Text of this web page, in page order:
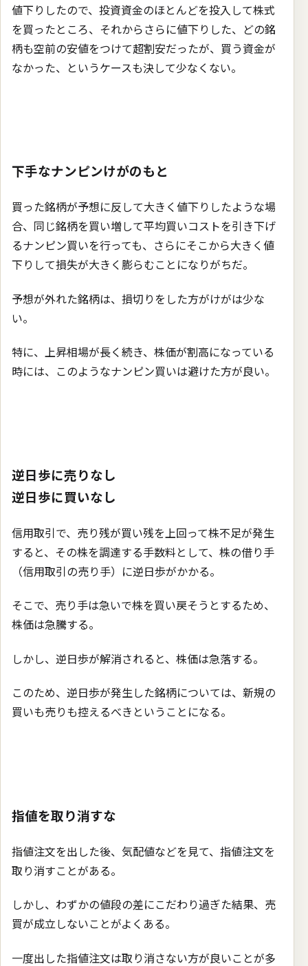
値下りしたので、投資資金のほとんどを投入して株式
を買ったところ、それからさらに値下りした、どの銘
柄も空前の安値をつけて超割安だったが、買う資金が
なかった、というケースも決して少なくない。
下手なナンピンけがのもと
買った銘柄が予想に反して大きく値下りしたような場
合、同じ銘柄を買い増して平均買いコストを引き下げ
るナンピン買いを行っても、さらにそこから大きく値
下りして損失が大きく膨らむことになりがちだ。
予想が外れた銘柄は、損切りをした方がけがは少な
い。
特に、上昇相場が長く続き、株価が割高になっている
時には、このようなナンピン買いは避けた方が良い。
逆日歩に売りなし
逆日歩に買いなし
信用取引で、売り残が買い残を上回って株不足が発生
すると、その株を調達する手数料として、株の借り手
（信用取引の売り手）に逆日歩がかかる。
そこで、売り手は急いで株を買い戻そうとするため、
株価は急騰する。
しかし、逆日歩が解消されると、株価は急落する。
このため、逆日歩が発生した銘柄については、新規の
買いも売りも控えるべきということになる。
指値を取り消すな
指値注文を出した後、気配値などを見て、指値注文を
取り消すことがある。
しかし、わずかの値段の差にこだわり過ぎた結果、売
買が成立しないことがよくある。
一度出した指値注文は取り消さない方が良いことが多